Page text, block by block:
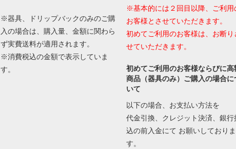
※器具、ドリップバックのみのご購
入の場合は、購入量、金額に関わら
ず実費送料が適用されます。
※消費税込の金額で表示していま
す。
※基本的には２回目以降、ご利用
お客様とさせていただきます。
初めてご利用のお客様は、お断り
せていただきます。
初めてご利用のお客様ならびに高
商品（器具のみ）ご購入の場合に
いて
以下の場合、お支払い方法を
代金引換、クレジット決済、銀行
込の前入金にて お願いしておりま
す。